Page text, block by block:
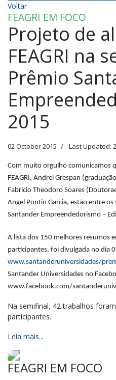
Voltar
FEAGRI EM FOCO
Projeto de
FEAGRI na
Prêmio
2015
02 October 2015 Last Updated:
Com muito orgulho comunicamos
FEAGRI, Andrei Grespan
Fabrício Theodoro Soares
Angel Pontin Garcia, estão entre
Santander Empreendedorismo –
A lista dos 150 melhores resumos
participantes, foi divulgada no dia
www.santanderuniversidades/
Santander Universidades no
www.facebook.com/
Na semifinal, 42 trabalhos
participantes.
Leia mais...
FEAGRI EM FOCO